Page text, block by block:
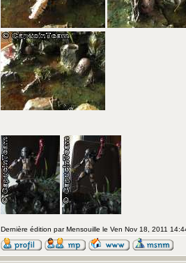
Dernière édition par Mensouille le Ven Nov 18, 2011